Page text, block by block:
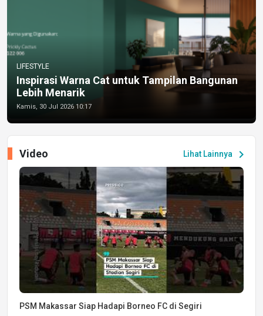
LIFESTYLE
Inspirasi Warna Cat untuk Tampilan Bangunan
Lebih Menarik
Kamis, 30 Jul 2026 10:17
Lihat Lainnya chevron_right
Video
PSM Makassar Siap Hadapi Borneo FC di Segiri